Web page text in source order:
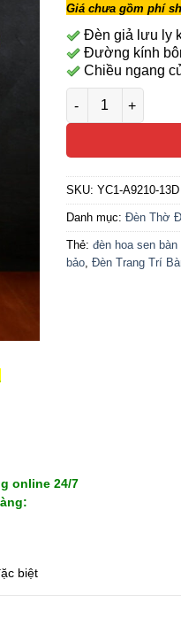
Giá chưa gồm phí
Đèn giả lưu ly
Đường kính
Chiều ngang
Đôi Đèn Thờ 13
SKU: YC1-A9210-13D
Danh mục: Đèn Thờ
Thẻ: đèn hoa sen
bảo, Đèn Trang Trí
online 24/7
biệt